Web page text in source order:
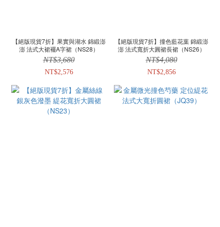
【絕版現貨7折】果實與湖水 錦緞澎
澎 法式大裙襬A字裙（NS28）
NT$3,680
NT$2,576
【絕版現貨7折】撞色藍花葉 錦緞澎
澎 法式寬折大圓裙長裙（NS26）
NT$4,080
NT$2,856